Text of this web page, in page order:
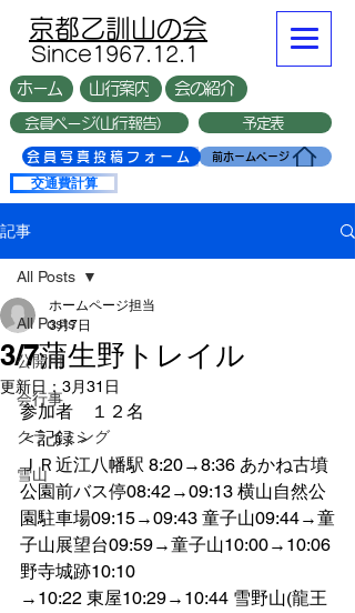
複数台
​京都乙訓山の会
​Since1967.12.1
前ホームページ
会員写真投稿フォーム
山行案内
ホーム 会の紹介
会員ページ(山行報告） 予定表
交通費計算
記事
All Posts
公開用
会行事
クライミング
雪山
All Posts
3/7蒲生野トレイル
ホームページ担当
3月7日
更新日： 3月31日
参加者　１２名
＜記録＞
ＪＲ近江八幡駅 8:20→8:36 あかね古墳
公園前バス停08:42→09:13 横山自然公
園駐車場09:15→09:43 童子山09:44→童
子山展望台09:59→童子山10:00→10:06
野寺城跡10:10
→10:22 東屋10:29→10:44 雪野山(龍王